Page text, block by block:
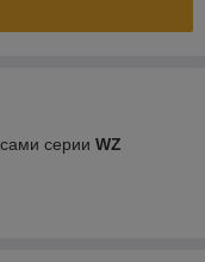
серии WZ